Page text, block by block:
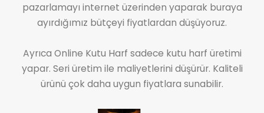
pazarlamayı internet üzerinden yaparak buraya
ayırdığımız bütçeyi fiyatlardan düşüyoruz.
Ayrıca Online Kutu Harf sadece kutu harf üretimi
yapar. Seri üretim ile maliyetlerini düşürür. Kaliteli
ürünü çok daha uygun fiyatlara sunabilir.